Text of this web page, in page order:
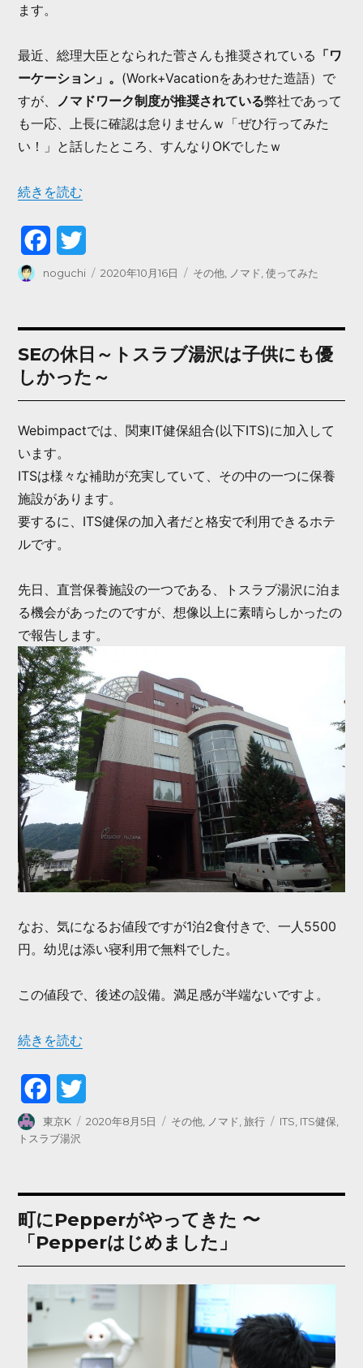
ます。
最近、総理大臣となられた菅さんも推奨されている 「ワ
ーケーション」。 (Work+Vacationをあわせた造語）で
すが、
ノマドワーク制度が推奨されている弊社であって
も一応、上長に確認は怠りませんｗ「ぜひ行ってみた
い！」と話したところ、すんなりOKでしたｗ
“ワーケーション体験記＠開成山公園” の
続きを読む
a
e
b
k
w
t
t
e
投
noguchi
投
2020年10月16日
カ
その他 ノマド ,使ってみた
SEの休日～トスラブ湯沢は子供にも優
しかった～
Webimpactでは、関東IT健保組合(以下ITS)に加入して
います。
ITSは様々な補助が充実していて、その中の一つに保養
施設があります。
要するに、ITS健保の加入者だと格安で利用できるホテ
ルです。
先日、直営保養施設の一つである、トスラブ湯沢に泊ま
る機会があったのですが、想像以上に素晴らしかったの
で報告します。
なお、気になるお値段ですが1泊2食付きで、一人5500
円。幼児は添い寝利用で無料でした。
この値段で、後述の設備。満足感が半端ないですよ。
“SEの休日～トスラブ湯沢は子供にも優しかった～” の
続きを読む
a
c
o
w
r
投
稿
東京K
投
2020年8月5日
カ
その他 ノマド ,旅行
タ
ITS ITS健保
トスラブ湯沢
町にPepperがやってきた 〜
「Pepperはじめました」